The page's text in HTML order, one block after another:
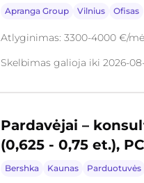
Apranga Group Vilnius Ofisas
Atlyginimas: 3300-4000 €/
Skelbimas galioja iki 2026-
Pardavėjai –
(0,625 - 0,75 et.),
Bershka Kaunas Parduotuvės